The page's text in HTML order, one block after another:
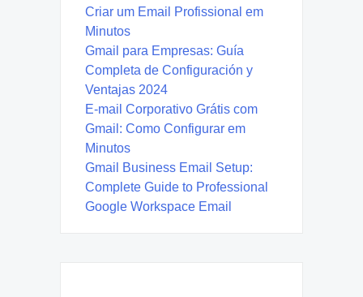
Criar um Email Profissional em
Minutos
Gmail para Empresas: Guía
Completa de Configuración y
Ventajas 2024
E-mail Corporativo Grátis com
Gmail: Como Configurar em
Minutos
Gmail Business Email Setup:
Complete Guide to Professional
Google Workspace Email